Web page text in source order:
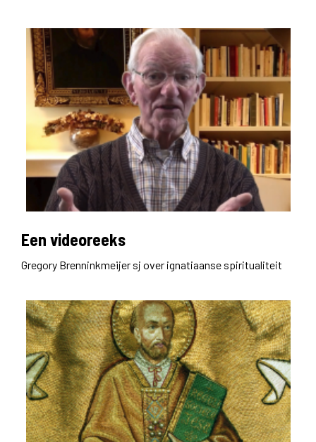
Een videoreeks
Gregory Brenninkmeijer sj over ignatiaanse spiritualiteit